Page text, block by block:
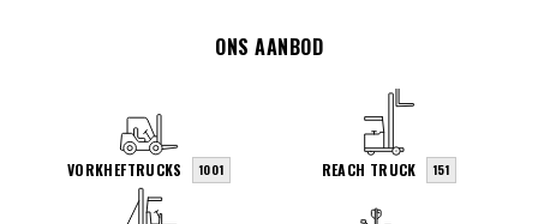
ONS AANBOD
VORKHEFTRUCKS 1001 REACH TRUCK 151